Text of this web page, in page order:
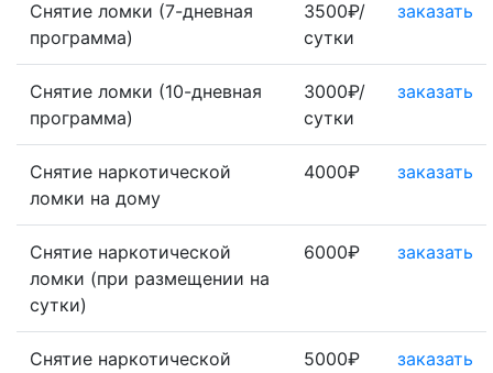
Снятие ломки (7-дневная
программа)
3500₽/
сутки
заказать
Снятие ломки (10-дневная
программа)
3000₽/
сутки
заказать
Снятие наркотической
ломки на дому
4000₽ заказать
Снятие наркотической
ломки (при размещении на
сутки)
6000₽ заказать
Снятие наркотической
5000₽ заказать